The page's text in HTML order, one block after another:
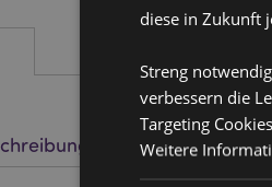
diese in Zukunft
Streng
verbessern die
Targeting
Weitere